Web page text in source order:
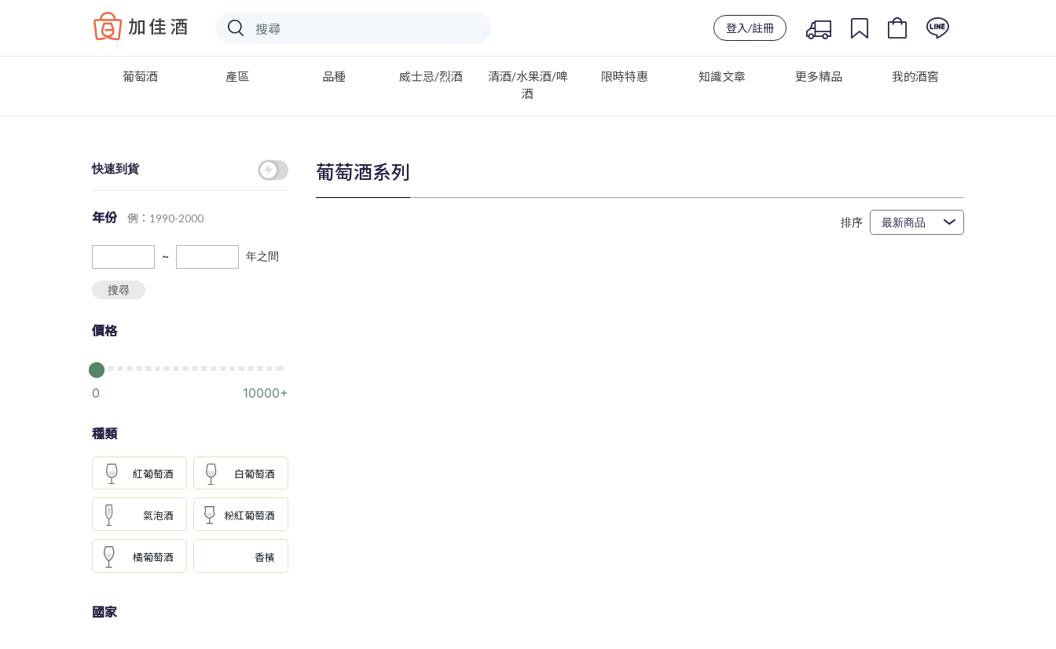
Baccus
登入/註冊
葡萄酒 產區 品種 威士忌/烈酒
清酒/水果酒/啤
酒
限時特惠 知識文章 更多精品 我的酒窖
快速到貨
年份 例：1990-2000
~ 年之間
搜尋
價格
0 10000+
種類
紅葡萄酒 白葡萄酒
氣泡酒 粉紅葡萄酒
橘葡萄酒 香檳
國家
葡萄酒系列
排序